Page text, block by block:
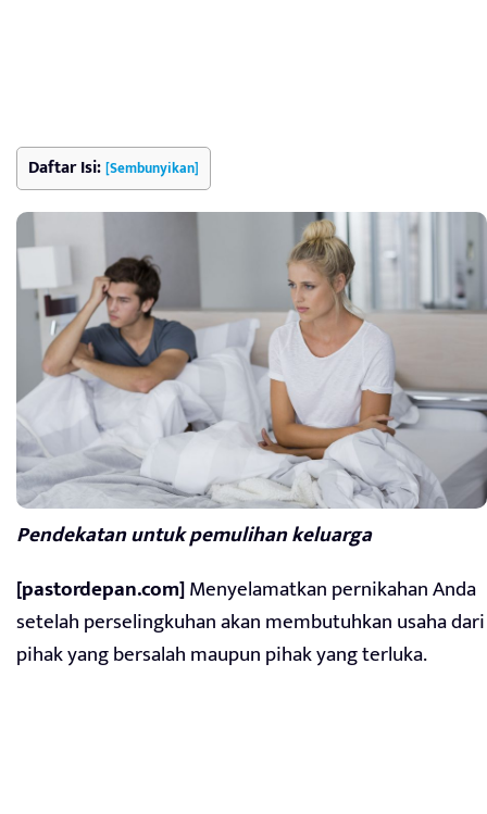
Daftar Isi:[Sembunyikan]
Pendekatan untuk pemulihan keluarga
[pastordepan.com]Menyelamatkan pernikahan Anda
setelah perselingkuhan akan membutuhkan usaha dari
pihak yang bersalah maupun pihak yang terluka.